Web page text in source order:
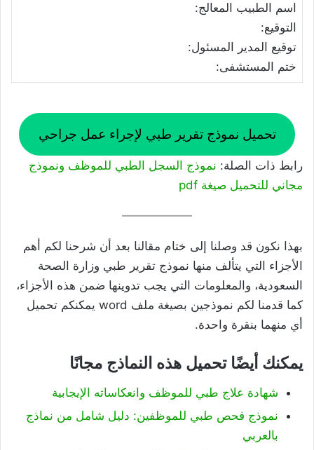
اسم الطبيب المعالج:
التوقيع:
توقيع المدير المسئول:
ختم المستشفى:
تحميل نموذج تقرير طبي لإجراء عمل جراحي
رابط ذات الصلة: نموذج السجل الطبي للموظف ونموذج
مجاني للتحميل صيغة pdf
بهذا نكون قد وصلنا إلى ختام مقالنا بعد أن شرحنا لكم أهم
الأجزاء التي يتألف منها نموذج تقرير طبي وزارة الصحة
السعودية، والمعلومات التي يجب تدوينها ضمن هذه الأجزاء،
كما قدمنا لكم نموذجين بصيغة ملف word يمكنكم تحميل
أي منهما بنقرة واحدة.
يمكنك أيضًا تحميل هذه النماذج مجانًا
شهادة علاج طبي للموظف وانعكاساته الإيجابية
نموذج فحص طبي للموظفين: دليل شامل من نماذج
بالعربي